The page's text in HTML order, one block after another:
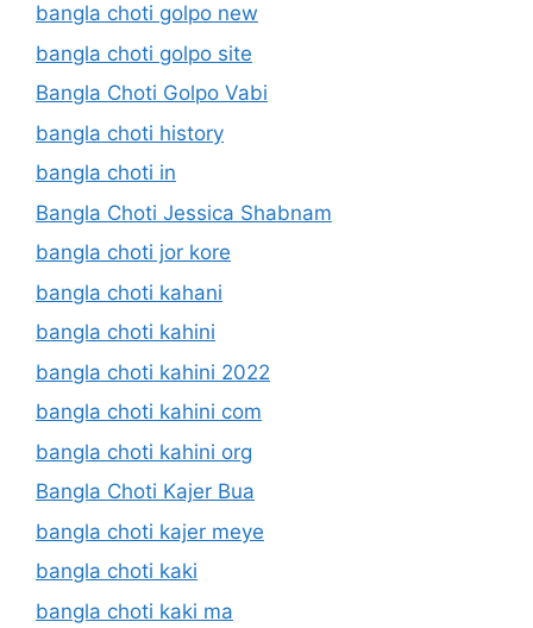
bangla choti golpo new
bangla choti golpo site
Bangla Choti Golpo Vabi
bangla choti history
bangla choti in
Bangla Choti Jessica Shabnam
bangla choti jor kore
bangla choti kahani
bangla choti kahini
bangla choti kahini 2022
bangla choti kahini com
bangla choti kahini org
Bangla Choti Kajer Bua
bangla choti kajer meye
bangla choti kaki
bangla choti kaki ma